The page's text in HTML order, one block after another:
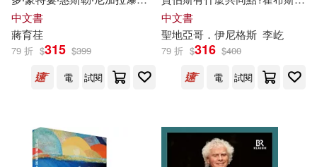
渥太華‧魁北克市
中文書
蔣育荏
79 折 $315 $399
電
試閱
何看待祖克柏?從哲學千年智慧
中培養領袖特質、發展職場軟
實力，養成縱橫職場的優秀領
導者
中文書
聖地亞哥．伊尼格斯 李屹
79 折 $316 $400
電
試閱